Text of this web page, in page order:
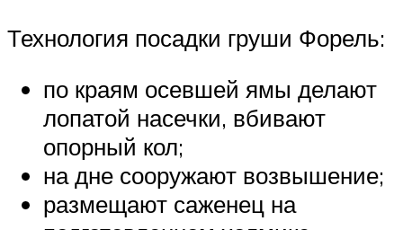
Технология посадки груши Форель:
по краям осевшей ямы делают
лопатой насечки, вбивают
опорный кол;
на дне сооружают возвышение;
размещают саженец на